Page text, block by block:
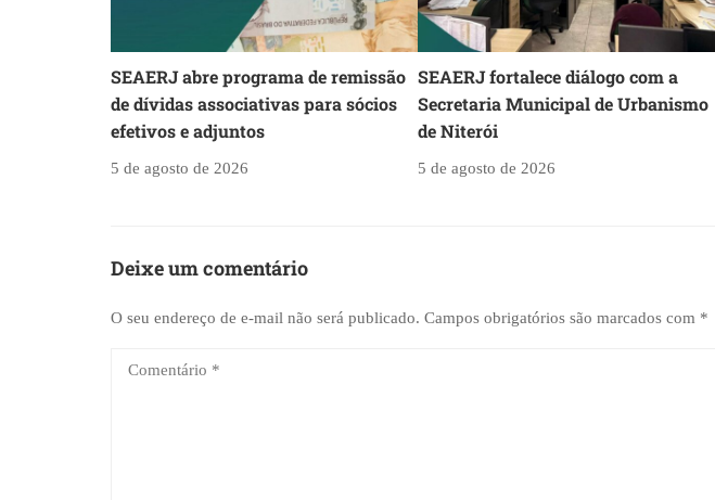
SEAERJ abre programa de remissão
de dívidas associativas para sócios
efetivos e adjuntos
5 de agosto de 2026
SEAERJ fortalece diálogo com a
Secretaria Municipal de Urbanismo
de Niterói
5 de agosto de 2026
Deixe um comentário
O seu endereço de e-mail não será publicado. Campos obrigatórios são marcados com *